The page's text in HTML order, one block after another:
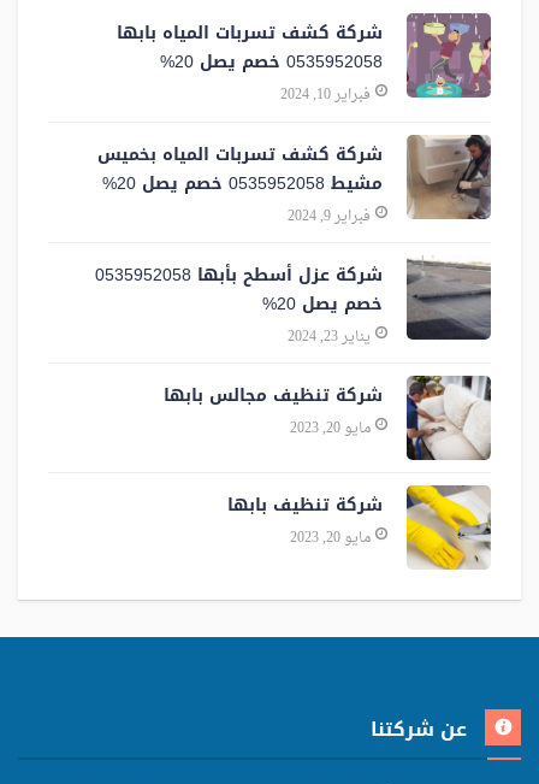
شركة كشف تسربات المياه بابها
0535952058 خصم يصل 20%
فبراير 10, 2024
شركة كشف تسربات المياه بخميس
مشيط 0535952058 خصم يصل 20%
فبراير 9, 2024
شركة عزل أسطح بأبها 0535952058
خصم يصل 20%
يناير 23, 2024
شركة تنظيف مجالس بابها
مايو 20, 2023
شركة تنظيف بابها
مايو 20, 2023
عن شركتنا